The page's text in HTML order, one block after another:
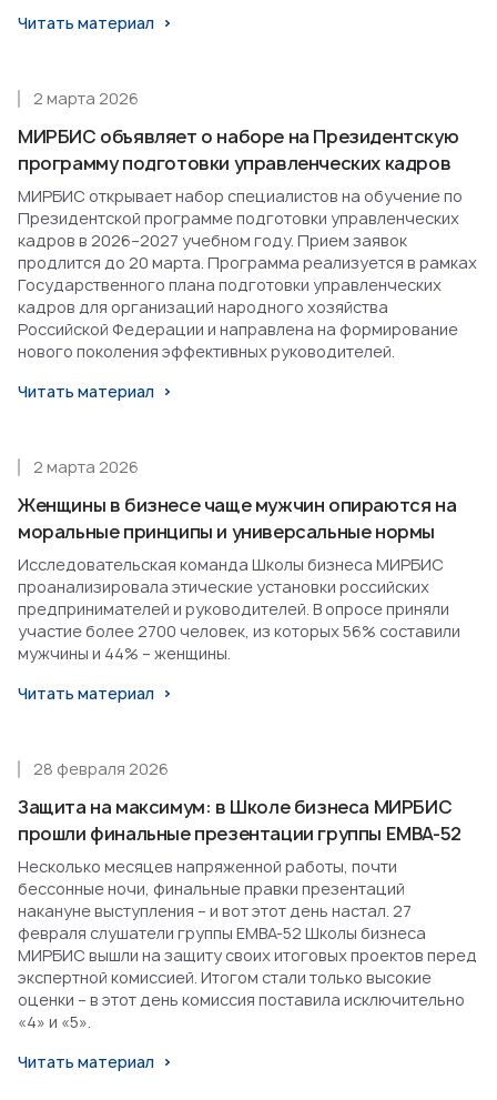
Читать материал
МИРБИС объявляет о наборе на Президентскую
программу подготовки управленческих кадров
2 марта 2026
МИРБИС открывает набор специалистов на обучение по
Президентской программе подготовки управленческих
кадров в 2026–2027 учебном году. Прием заявок
продлится до 20 марта. Программа реализуется в рамках
Государственного плана подготовки управленческих
кадров для организаций народного хозяйства
Российской Федерации и направлена на формирование
нового поколения эффективных руководителей.
Читать материал
Женщины в бизнесе чаще мужчин опираются на
моральные принципы и универсальные нормы
2 марта 2026
Исследовательская команда Школы бизнеса МИРБИС
проанализировала этические установки российских
предпринимателей и руководителей. В опросе приняли
участие более 2700 человек, из которых 56% составили
мужчины и 44% – женщины.
Читать материал
Защита на максимум: в Школе бизнеса МИРБИС
прошли финальные презентации группы EMBA-52
28 февраля 2026
Несколько месяцев напряженной работы, почти
бессонные ночи, финальные правки презентаций
накануне выступления – и вот этот день настал. 27
февраля слушатели группы EMBA-52 Школы бизнеса
МИРБИС вышли на защиту своих итоговых проектов перед
экспертной комиссией. Итогом стали только высокие
оценки – в этот день комиссия поставила исключительно
«4» и «5».
Читать материал